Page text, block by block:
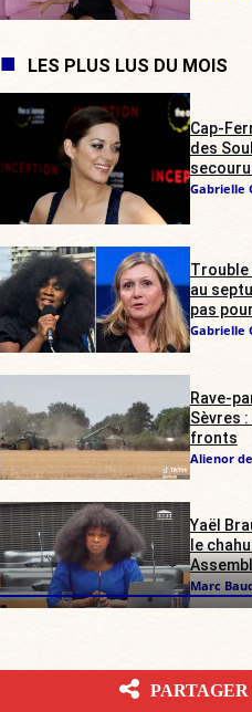
LES PLUS LUS DU MOIS
Cap-
des
Gabrielle
Trouble
au
pas
Gabrielle
Rave-
Sèvres
fronts
Alienor
Yaël
le
Marc